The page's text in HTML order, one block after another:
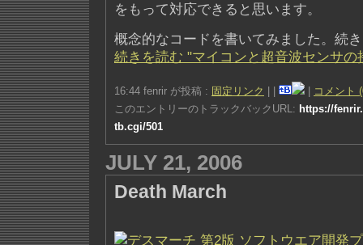
をもって対応できると思います。
概念的なコードを書いてみました。続
続きを読む "マイコンと超音波センサの
16:44 fenrir が投稿 : 固定リンク
コメント
このエントリーのトラックバックURL: https://
tb.cgi/501
JULY 21, 2006
Death March